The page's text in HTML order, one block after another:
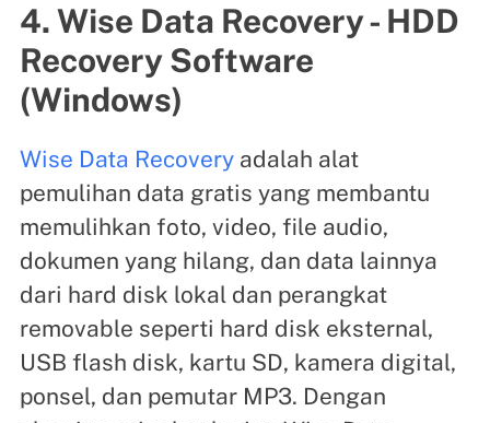
4. Wise Data Recovery - HDD
Recovery Software
(Windows)
Wise Data Recoveryadalah alat
pemulihan data gratis yang membantu
memulihkan foto, video, file audio,
dokumen yang hilang, dan data lainnya
dari hard disk lokal dan perangkat
removable seperti hard disk eksternal,
USB flash disk, kartu SD, kamera digital,
ponsel, dan pemutar MP3. Dengan